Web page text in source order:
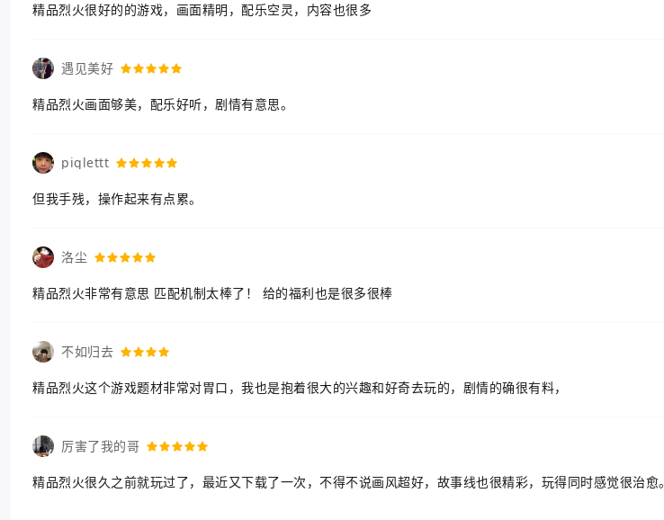
精品烈火很好的的游戏，画面精明，配乐空灵，内容也很多
遇见美好
精品烈火画面够美，配乐好听，剧情有意思。
piglettt
但我手残，操作起来有点累。
洛尘
精品烈火非常有意思 匹配机制太棒了！ 给的福利也是很多很棒
不如归去
精品烈火这个游戏题材非常对胃口，我也是抱着很大的兴趣和好奇去玩的，剧情的确很有料，
厉害了我的哥
精品烈火很久之前就玩过了，最近又下载了一次，不得不说画风超好，故事线也很精彩，玩得同时感觉很治愈。